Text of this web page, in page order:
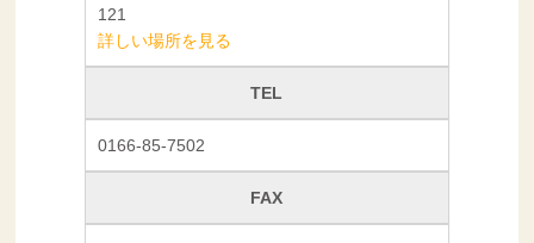
121
詳しい場所を見る
TEL
0166‐85‐7502
FAX